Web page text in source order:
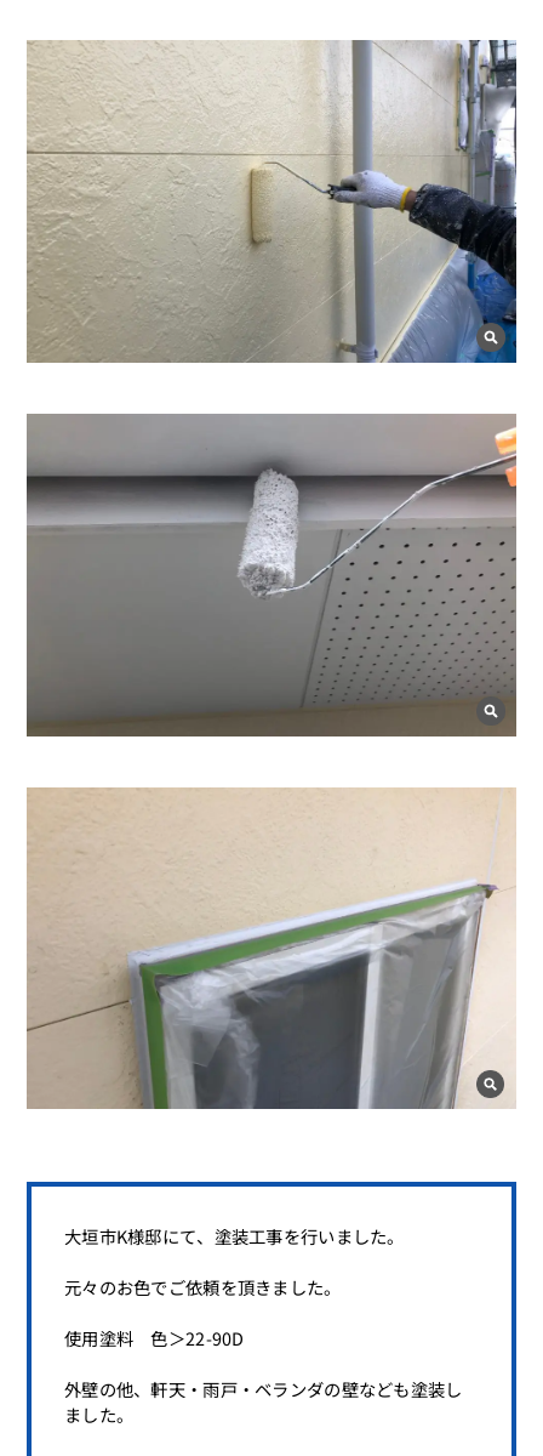
大垣市K様邸にて、塗装工事を行いました。
元々のお色でご依頼を頂きました。
使用塗料 色＞22-90D
外壁の他、軒天・雨戸・ベランダの壁なども塗装し
ました。